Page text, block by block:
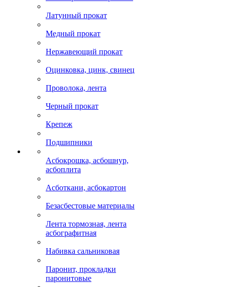
Латунный прокат
Медный прокат
Нержавеющий прокат
Оцинковка, цинк, свинец
Проволока, лента
Черный прокат
Крепеж
Подшипники
Асбокрошка, асбошнур,
асбоплита
Асботкани, асбокартон
Безасбестовые материалы
Лента тормозная, лента
асбографитная
Набивка сальниковая
Паронит, прокладки
паронитовые